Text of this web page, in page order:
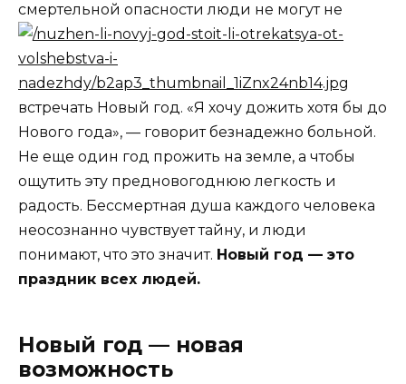
смертельной опасности люди не могут не
встречать Новый год. «Я хочу дожить хотя бы до
Нового года», — говорит безнадежно больной.
Не еще один год прожить на земле, а чтобы
ощутить эту предновогоднюю легкость и
радость. Бессмертная душа каждого человека
неосознанно чувствует тайну, и люди
понимают, что это значит. Новый год — это
праздник всех людей.
Новый год — новая
возможность